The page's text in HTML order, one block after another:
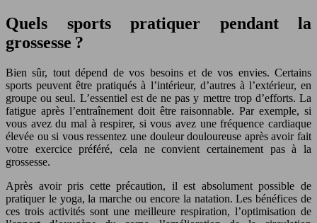
Quels sports pratiquer pendant la
grossesse ?
Bien sûr, tout dépend de vos besoins et de vos envies. Certains
sports peuvent être pratiqués à l’intérieur, d’autres à l’extérieur, en
groupe ou seul. L’essentiel est de ne pas y mettre trop d’efforts. La
fatigue après l’entraînement doit être raisonnable. Par exemple, si
vous avez du mal à respirer, si vous avez une fréquence cardiaque
élevée ou si vous ressentez une douleur douloureuse après avoir fait
votre exercice préféré, cela ne convient certainement pas à la
grossesse.
Après avoir pris cette précaution, il est absolument possible de
pratiquer le yoga, la marche ou encore la natation. Les bénéfices de
ces trois activités sont une meilleure respiration, l’optimisation de